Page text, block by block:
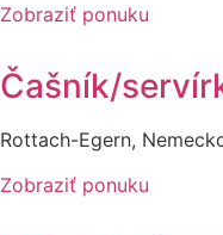
Zobraziť ponuku
Čašník/
Rottach-Egern,
Zobraziť ponuku